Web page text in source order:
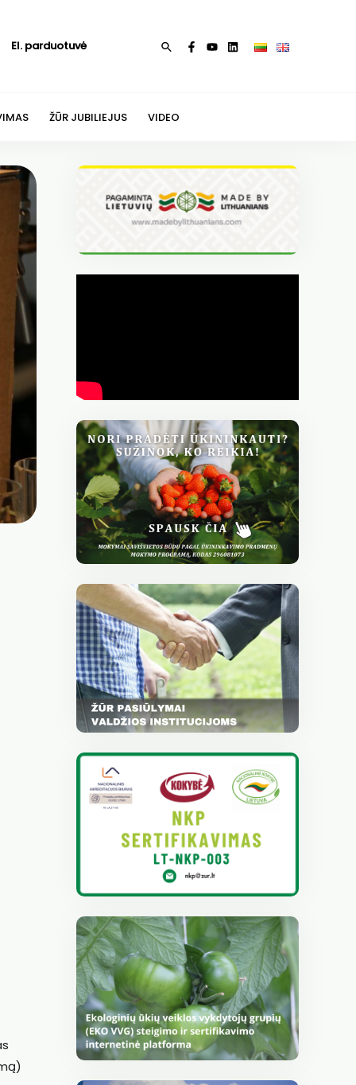
El. parduotuvė Paieška
ŽŪR JUBILIEJUS VIDEO